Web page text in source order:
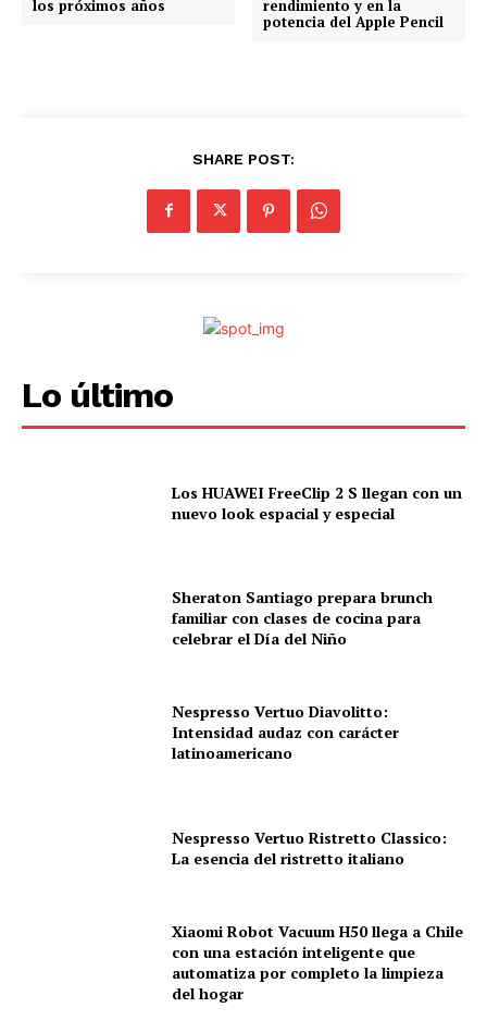
los próximos años
rendimiento y en la
potencia del Apple Pencil
SHARE POST:
Lo último
Los HUAWEI FreeClip 2 S llegan con un
nuevo look espacial y especial
Sheraton Santiago prepara brunch
familiar con clases de cocina para
celebrar el Día del Niño
Nespresso Vertuo Diavolitto:
Intensidad audaz con carácter
latinoamericano
Nespresso Vertuo Ristretto Classico:
La esencia del ristretto italiano
Xiaomi Robot Vacuum H50 llega a Chile
con una estación inteligente que
automatiza por completo la limpieza
del hogar